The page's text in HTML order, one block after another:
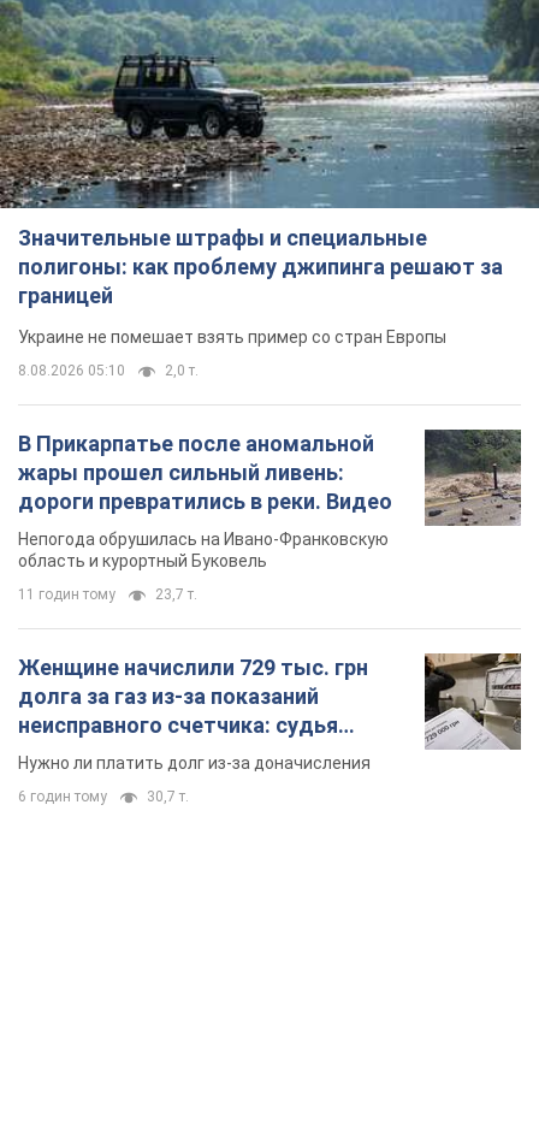
Значительные штрафы и специальные
полигоны: как проблему джипинга решают за
границей
Украине не помешает взять пример со стран Европы
8.08.2026 05:10 2,0 т.
В Прикарпатье после аномальной
жары прошел сильный ливень:
дороги превратились в реки. Видео
Непогода обрушилась на Ивано-Франковскую
область и курортный Буковель
11 годин тому 23,7 т.
Женщине начислили 729 тыс. грн
долга за газ из-за показаний
неисправного счетчика: судья
вынес неожиданное решение
Нужно ли платить долг из-за доначисления
6 годин тому 30,7 т.